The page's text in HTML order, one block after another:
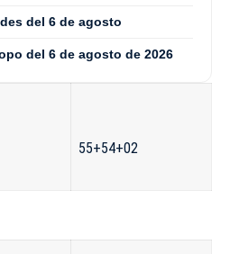
del 6 de agosto
del 6 de agosto de 2026
55+54+02